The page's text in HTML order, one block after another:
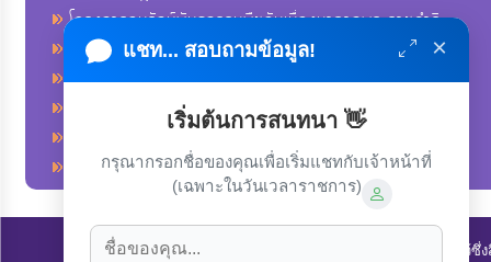
โครงการอนุรักษ์พันธุกรรมพืชอันเนื่องมาจากพระราชดำริ
คลังข่าวมหาไทย
คู่มือตาม พ.ร.บ.อำนวยความสดวกฯ
ฐานข้อมูลหน่วยงานภาครัฐ (INFO)
ศูนย์อำนวยการบริหารจังหวัดชายแดนภาคใต้ ศอ.บต.
ลิขสิทธิ์ © 2022-2023 องค์การบริหารส่วนตำบลนาโพธิ์. ขอสงวนไว้
แชท... สอบถามข้อมูล! ×
เริ่มต้นการสนทนา 👋
กรุณากรอกชื่อของคุณเพื่อเริ่มแชทกับเจ้าหน้าที่
(เฉพาะในวันเวลาราชการ)